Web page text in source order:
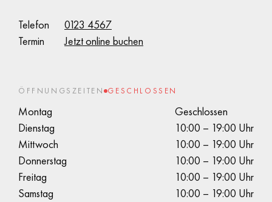
Telefon
0123 4567
Termin
Jetzt online buchen
ÖFFNUNGSZEITEN GESCHLOSSEN
Montag
Geschlossen
Dienstag
10:00 – 19:00 Uhr
Mittwoch
10:00 – 19:00 Uhr
Donnerstag
10:00 – 19:00 Uhr
Freitag
10:00 – 19:00 Uhr
Samstag
10:00 – 19:00 Uhr